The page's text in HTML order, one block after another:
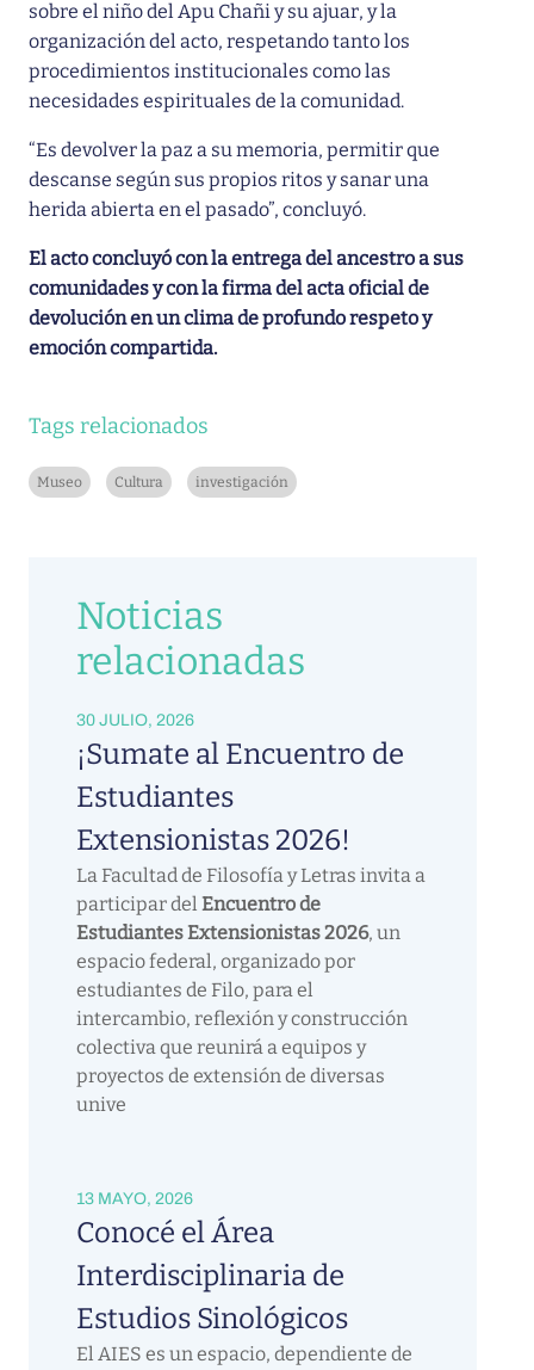
sobre el niño del Apu Chañi y su ajuar, y la
organización del acto, respetando tanto los
procedimientos institucionales como las
necesidades espirituales de la comunidad.
“Es devolver la paz a su memoria, permitir que
descanse según sus propios ritos y sanar una
herida abierta en el pasado”, concluyó.
El acto concluyó con la entrega del ancestro a sus
comunidades y con la firma del acta oficial de
devolución en un clima de profundo respeto y
emoción compartida.
Tags relacionados
Museo Cultura investigación
Noticias
relacionadas
30 JULIO, 2026
¡Sumate al Encuentro de
Estudiantes
Extensionistas 2026!
La Facultad de Filosofía y Letras invita a
participar del Encuentro de
Estudiantes Extensionistas 2026, un
espacio federal, organizado por
estudiantes de Filo, para el
intercambio, reflexión y construcción
colectiva que reunirá a equipos y
proyectos de extensión de diversas
unive
13 MAYO, 2026
Conocé el Área
Interdisciplinaria de
Estudios Sinológicos
El AIES es un espacio, dependiente de